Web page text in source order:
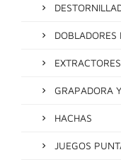
DOBLADORES
GRAPADORA
HACHAS
JUEGOS